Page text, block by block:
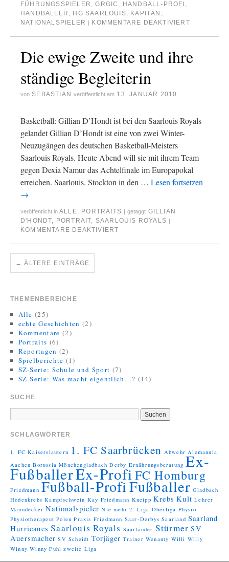
FÜHRUNGSSPIELER ,GRGIC , HANDBALL-PROFI ,
HANDBALLER , HG SAARLOUIS, KAPITÄN ,
NATIONALSPIELER
KOMMENTARE DEAKTIVIERT
Die ewige Zweite und ihre
ständige Begleiterin
von SEBASTIAN veröffentlicht am 13. JANUAR 2010
Basketball: Gillian D’Hondt ist bei den Saarlouis Royals
gelandet Gillian D’Hondt ist eine von zwei Winter-
Neuzugängen des deutschen Basketball-Meisters
Saarlouis Royals. Heute Abend will sie mit ihrem Team
gegen Dexia Namur das Achtelfinale im Europapokal
erreichen. Saarlouis. Stockton in den … Lesen fortsetzen
→
veröffentlicht in ALLE, PORTRAITS getaggt GILLIAN
D'HONDT, PORTRAIT, SAARLOUIS ROYALS
KOMMENTARE DEAKTIVIERT
← ÄLTERE EINTRÄGE
THEMENBEREICHE
Alle (25)
echte Geschichten (2)
Kommentare (2)
Portraits (6)
Reportagen (2)
Spielberichte (1)
SZ-Serie: Schule und Sport (7)
SZ-Serie: Was macht eigentlich…? (14)
SUCHE
SCHLAGWÖRTER
1. FC Kaiserslautern 1. FC Saarbrücken Abwehr Alemannia
Aachen Borussia Mönchengladbach Derby Ernährungsberatung Ex-
FußballerEx-ProfiFC Homburg
Friedmann Fußball-ProfiFußballer Gladbach
Hodenkrebs Kampfschwein Kay Friedmann Kneipp Krebs Kult Lehrer
Manndecker Nationalspieler Nie mehr 2. Liga Oberliga Physio
Physiotherapeut Polen Praxis Friedmann Saar-Derbys Saarland Saarland
Hurricanes Saarlouis Royals Saarländer Stürmer SV
Auersmacher SV Scheidt Torjäger Trainer Wenanty Willi Willy
Winny Winny Fuhl zweite Liga